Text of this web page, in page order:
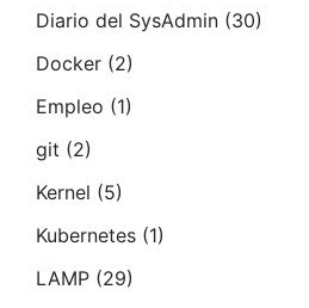
Diario del SysAdmin (30)
Docker (2)
Empleo (1)
git (2)
Kernel (5)
Kubernetes (1)
LAMP (29)